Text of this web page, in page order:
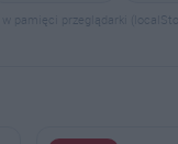
pamięci przeglądarki